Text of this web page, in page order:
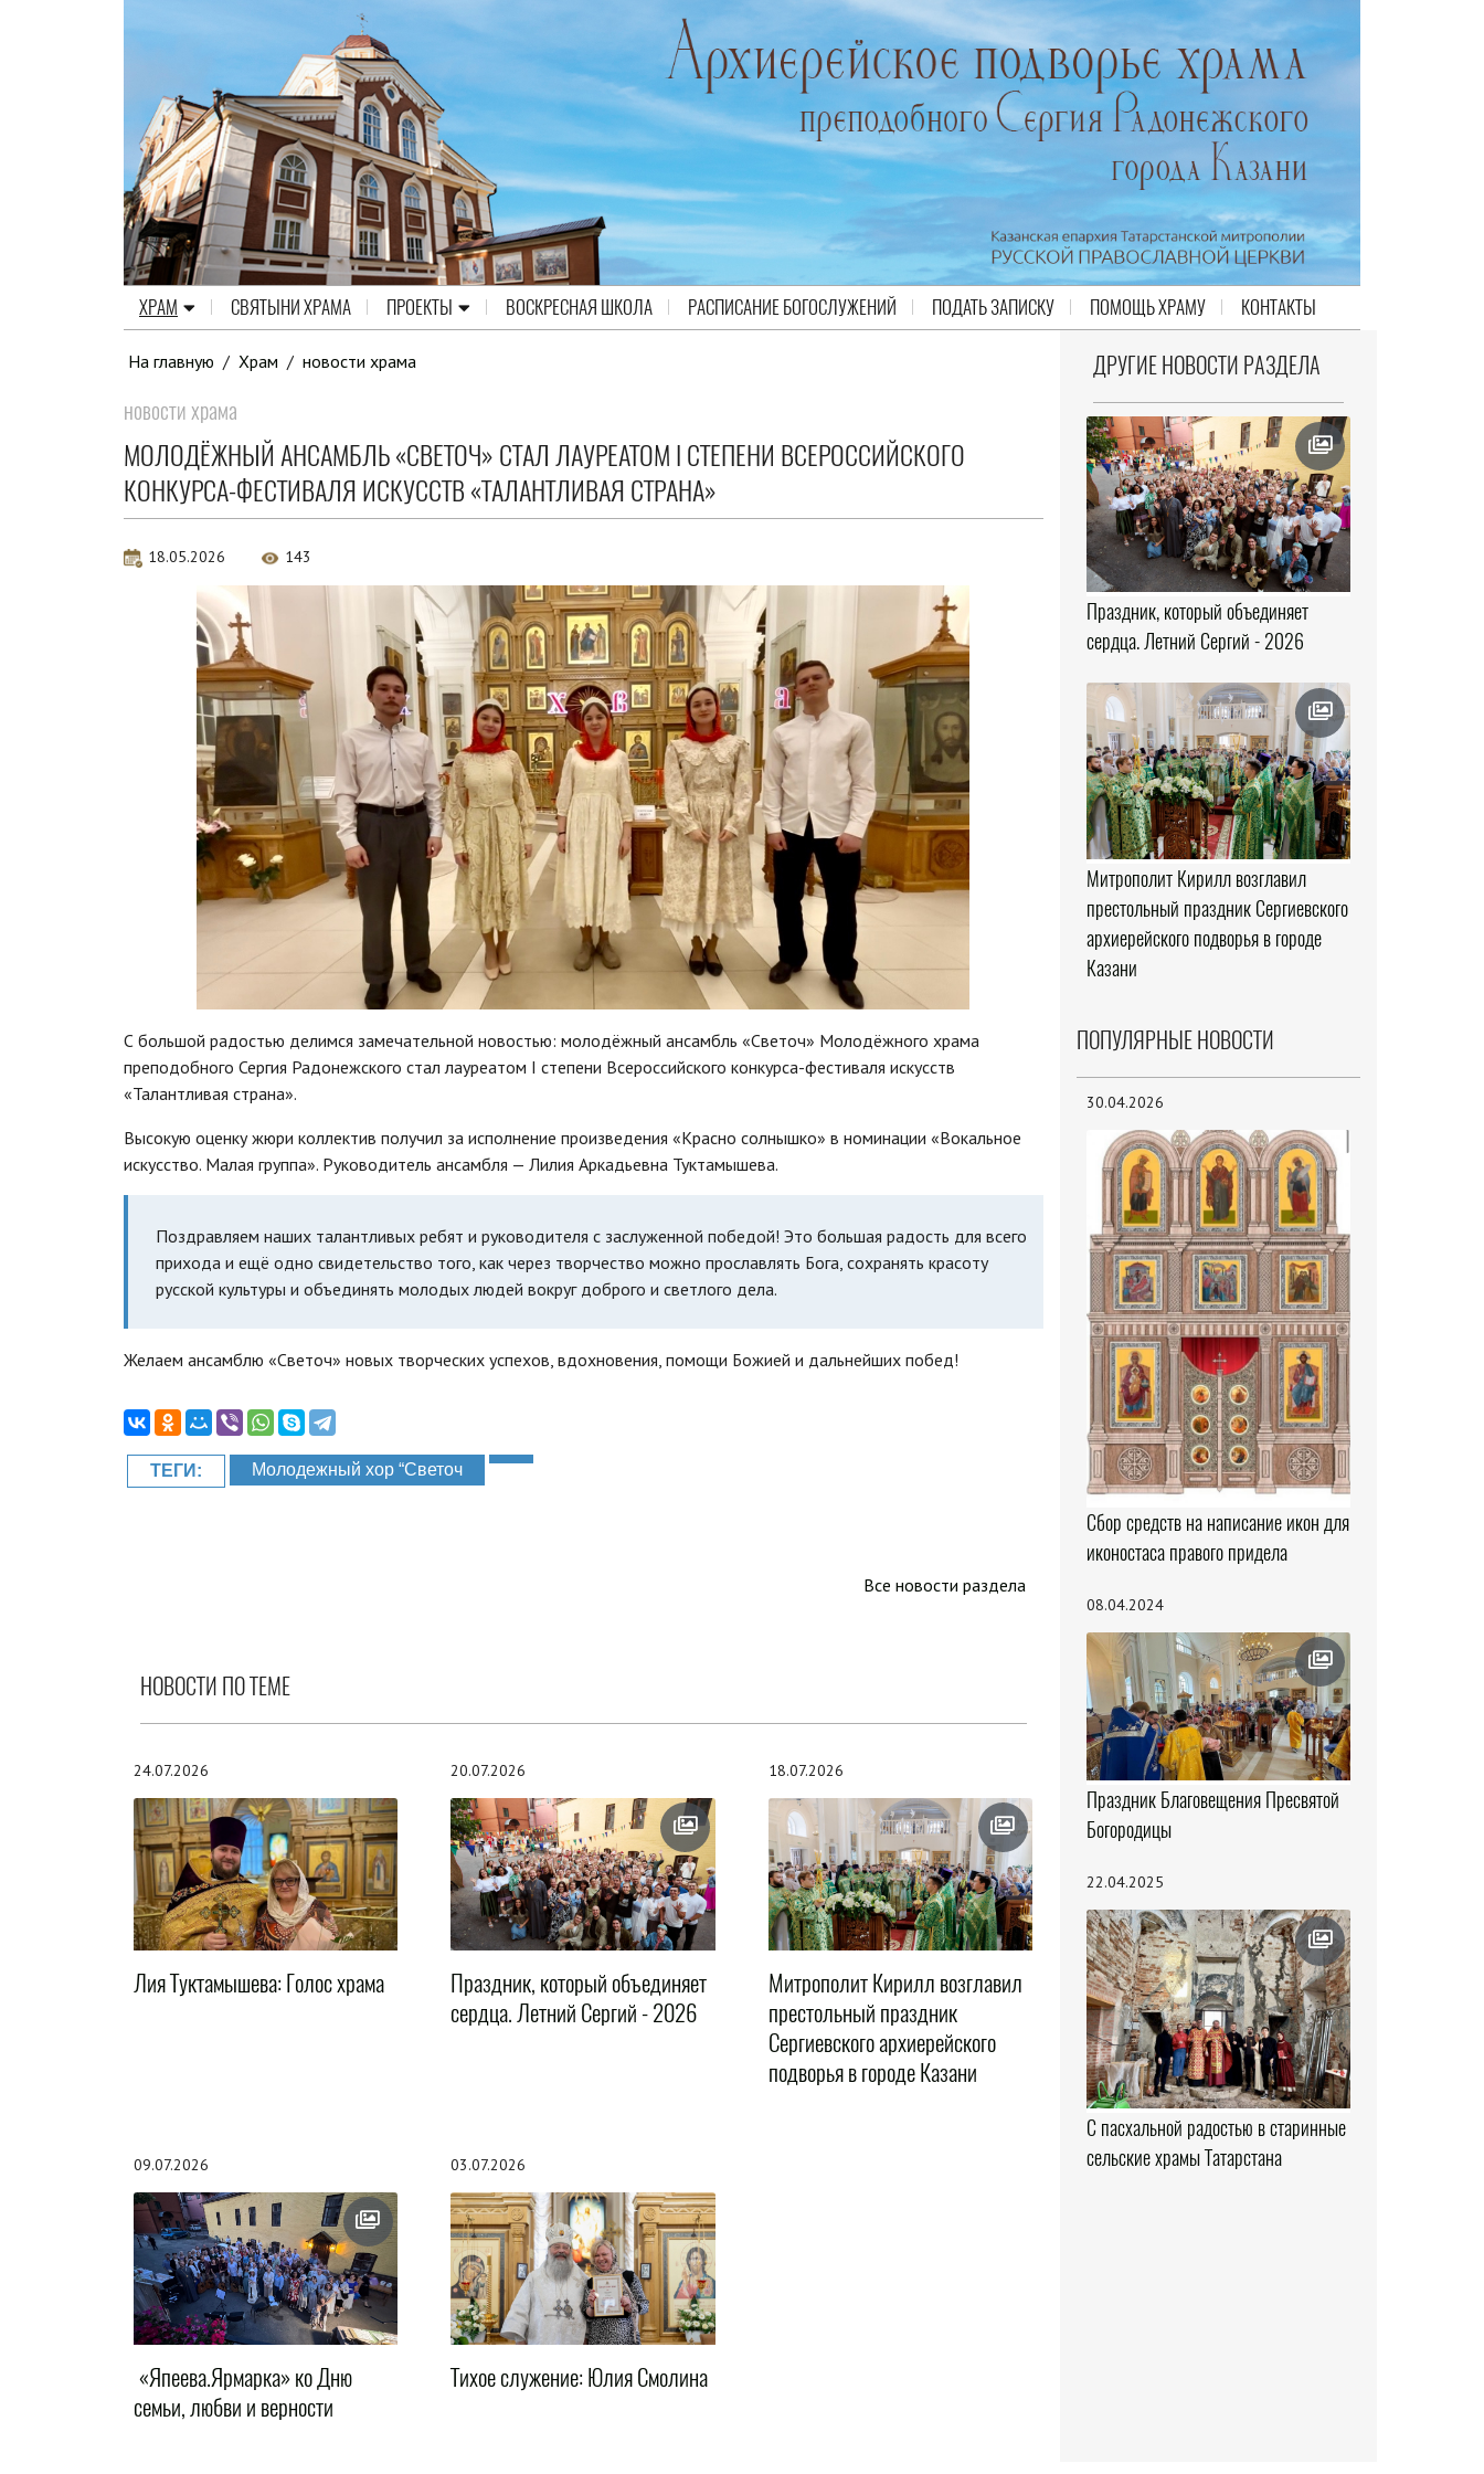
ХРАМ СВЯТЫНИ ХРАМА ПРОЕКТЫ ВОСКРЕСНАЯ ШКОЛА РАСПИСАНИЕ БОГОСЛУЖЕНИЙ ПОДАТЬ ЗАПИСКУ ПОМОЩЬ ХРАМУ КОНТАКТЫ
На главную / Храм / новости храма
новости храма
МОЛОДЁЖНЫЙ АНСАМБЛЬ «СВЕТОЧ» СТАЛ ЛАУРЕАТОМ I СТЕПЕНИ ВСЕРОССИЙСКОГО
КОНКУРСА-ФЕСТИВАЛЯ ИСКУССТВ «ТАЛАНТЛИВАЯ СТРАНА»
18.05.2026 143
С большой радостью делимся замечательной новостью: молодёжный ансамбль «Светоч» Молодёжного храма
преподобного Сергия Радонежского стал лауреатом I степени Всероссийского конкурса-фестиваля искусств
«Талантливая страна».
Высокую оценку жюри коллектив получил за исполнение произведения «Красно солнышко» в номинации «Вокальное
искусство. Малая группа». Руководитель ансамбля — Лилия Аркадьевна Туктамышева.
Поздравляем наших талантливых ребят и руководителя с заслуженной победой! Это большая радость для всего
прихода и ещё одно свидетельство того, как через творчество можно прославлять Бога, сохранять красоту
русской культуры и объединять молодых людей вокруг доброго и светлого дела.
Желаем ансамблю «Светоч» новых творческих успехов, вдохновения, помощи Божией и дальнейших побед!
ТЕГИ: Молодежный хор “Светоч
Все новости раздела
НОВОСТИ ПО ТЕМЕ
24.07.2026
Лия Туктамышева: Голос храма
20.07.2026
Праздник, который объединяет
сердца. Летний Сергий - 2026
18.07.2026
Митрополит Кирилл возглавил
престольный праздник
Сергиевского архиерейского
подворья в городе Казани
09.07.2026
«Япеева.Ярмарка» ко Дню
семьи, любви и верности
03.07.2026
Тихое служение: Юлия Смолина
ДРУГИЕ НОВОСТИ РАЗДЕЛА
Праздник, который объединяет
сердца. Летний Сергий - 2026
Митрополит Кирилл возглавил
престольный праздник Сергиевского
архиерейского подворья в городе
Казани
ПОПУЛЯРНЫЕ НОВОСТИ
30.04.2026
Сбор средств на написание икон для
иконостаса правого придела
08.04.2024
Праздник Благовещения Пресвятой
Богородицы
22.04.2025
С пасхальной радостью в старинные
сельские храмы Татарстана